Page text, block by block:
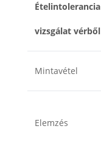
Ételintolerancia
vizsgálat vérből
Mintavétel
Elemzés